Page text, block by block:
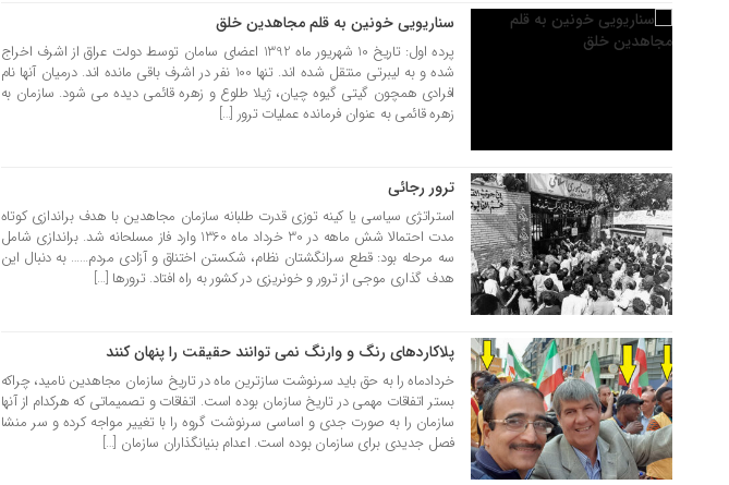
سناریویی خونین به قلم مجاهدین خلق
پرده اول: تاریخ 10 شهریور ماه 1392 اعضای سامان توسط دولت عراق از اشرف اخراج
شده و به لیبرتی منتقل شده اند. تنها 100 نفر در اشرف باقی مانده اند. درمیان آنها نام
افرادی همچون گیتی گیوه چیان، ژیلا طلوع و زهره قائمی دیده می شود. سازمان به
زهره قائمی به عنوان فرمانده عملیات ترور […]
07 شهریور 1398 ترور رجائی
استراتژی سیاسی یا کینه توزی قدرت طلبانه سازمان مجاهدین با هدف براندازی کوتاه
مدت احتمالا شش ماهه در 30 خرداد ماه 1360 وارد فاز مسلحانه شد. براندازی شامل
سه مرحله بود: قطع سرانگشتان نظام، شکستن اختناق و آزادی مردم…… به دنبال این
هدف گذاری موجی از ترور و خونریزی در کشور به راه افتاد. ترورها […]
04 تیر 1398 پلاکاردهای رنگ و وارنگ نمی توانند حقیقت را پنهان کنند
خردادماه را به حق باید سرنوشت سازترین ماه در تاریخ سازمان مجاهدین نامید، چراکه
بستر اتفاقات مهمی در تاریخ سازمان بوده است. اتفاقات و تصمیماتی که هرکدام از آنها
سازمان را به صورت جدی و اساسی سرنوشت گروه را با تغییر مواجه کرده و سر منشا
فصل جدیدی برای سازمان بوده است. اعدام بنیانگذاران سازمان […]